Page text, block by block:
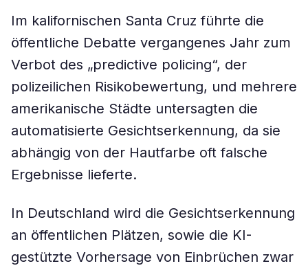
Im kalifornischen Santa Cruz führte die
öffentliche Debatte vergangenes Jahr zum
Verbot des „predictive policing“, der
polizeilichen Risikobewertung, und mehrere
amerikanische Städte untersagten die
automatisierte Gesichtserkennung, da sie
abhängig von der Hautfarbe oft falsche
Ergebnisse lieferte.
In Deutschland wird die Gesichtserkennung
an öffentlichen Plätzen, sowie die KI-
gestützte Vorhersage von Einbrüchen zwar